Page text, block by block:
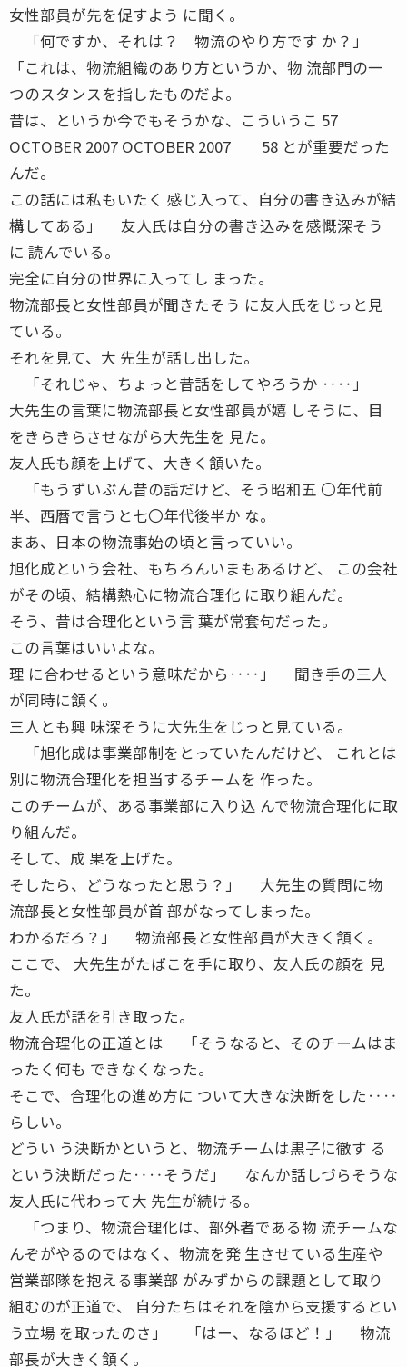
女性部員が先を促すよう に聞く。
「何ですか、それは？ 物流のやり方です か？」
「これは、物流組織のあり方というか、物 流部門の一
つのスタンスを指したものだよ。
昔は、というか今でもそうかな、こういうこ 57
OCTOBER 2007 OCTOBER 2007 58 とが重要だった
んだ。
この話には私もいたく 感じ入って、自分の書き込みが結
構してある」 友人氏は自分の書き込みを感慨深そう
に 読んでいる。
完全に自分の世界に入ってし まった。
物流部長と女性部員が聞きたそう に友人氏をじっと見
ている。
それを見て、大 先生が話し出した。
「それじゃ、ちょっと昔話をしてやろうか ‥‥」
大先生の言葉に物流部長と女性部員が嬉 しそうに、目
をきらきらさせながら大先生を 見た。
友人氏も顔を上げて、大きく頷いた。
「もうずいぶん昔の話だけど、そう昭和五 〇年代前
半、西暦で言うと七〇年代後半か な。
まあ、日本の物流事始の頃と言っていい。
旭化成という会社、もちろんいまもあるけど、 この会社
がその頃、結構熱心に物流合理化 に取り組んだ。
そう、昔は合理化という言 葉が常套句だった。
この言葉はいいよな。
理 に合わせるという意味だから‥‥」 聞き手の三人
が同時に頷く。
三人とも興 味深そうに大先生をじっと見ている。
「旭化成は事業部制をとっていたんだけど、 これとは
別に物流合理化を担当するチームを 作った。
このチームが、ある事業部に入り込 んで物流合理化に取
り組んだ。
そして、成 果を上げた。
そしたら、どうなったと思う？」 大先生の質問に物
流部長と女性部員が首 部がなってしまった。
わかるだろ？」 物流部長と女性部員が大きく頷く。
ここで、 大先生がたばこを手に取り、友人氏の顔を 見
た。
友人氏が話を引き取った。
物流合理化の正道とは 「そうなると、そのチームはま
ったく何も できなくなった。
そこで、合理化の進め方に ついて大きな決断をした‥‥
らしい。
どうい う決断かというと、物流チームは黒子に徹す る
という決断だった‥‥そうだ」 なんか話しづらそうな
友人氏に代わって大 先生が続ける。
「つまり、物流合理化は、部外者である物 流チームな
んぞがやるのではなく、物流を発 生させている生産や
営業部隊を抱える事業部 がみずからの課題として取り
組むのが正道で、 自分たちはそれを陰から支援するとい
う立場 を取ったのさ」 「はー、なるほど！」 物流
部長が大きく頷く。